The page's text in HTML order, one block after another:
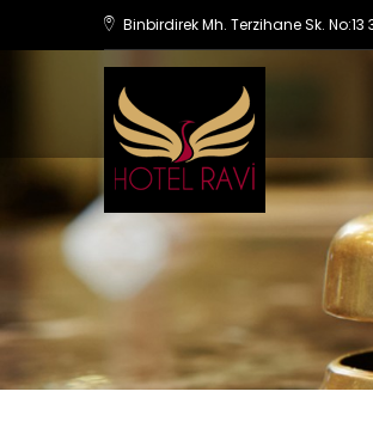
Binbirdirek Mh. Terzihane Sk.